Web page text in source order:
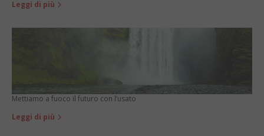
Leggi di più
Mettiamo a fuoco il futuro con l’usato
Leggi di più